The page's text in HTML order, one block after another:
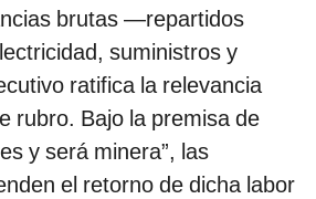
brutas —repartidos
suministros y
ratifica la relevancia
rubro. Bajo la premisa de
y será minera”, las
el retorno de dicha labor